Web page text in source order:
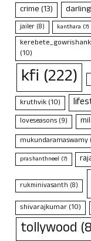
crime(13)
jailer (8) kanthara (7)
(10)
kfi (222)
kruthvik(10)
loveseasons (9)
mukundaramaswamy
prashanthneel (7)
rukminivasanth (8)
shivarajkumar(10)
tollywood